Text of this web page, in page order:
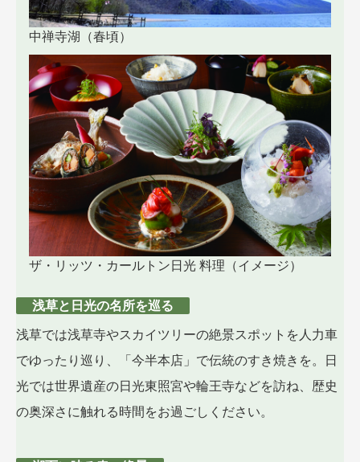
中禅寺湖（春頃）
ザ・リッツ・カールトン日光 料理（イメージ）
浅草と日光の名所を巡る
浅草では浅草寺やスカイツリーの絶景スポットを人力車
でゆったり巡り、「今半本店」で伝統のすき焼きを。日
光では世界遺産の日光東照宮や輪王寺などを訪ね、歴史
の奥深さに触れる時間をお過ごしください。